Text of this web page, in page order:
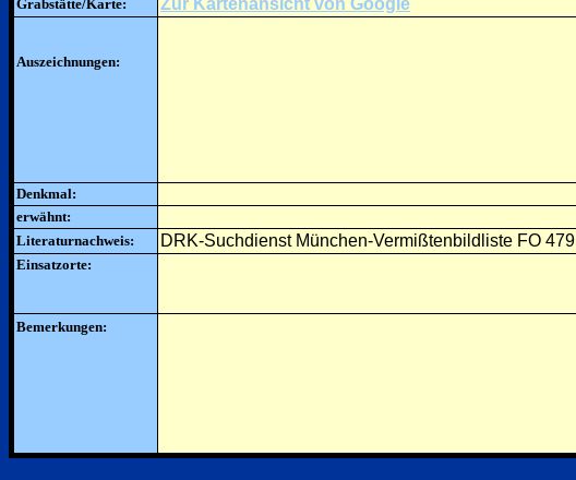
Grabstätte/Karte: Zur Kartenansicht von Google
Auszeichnungen:
Denkmal:
erwähnt:
Literaturnachweis:
DRK-Suchdienst München-Vermißtenbildliste FO 479
Einsatzorte:
Bemerkungen: